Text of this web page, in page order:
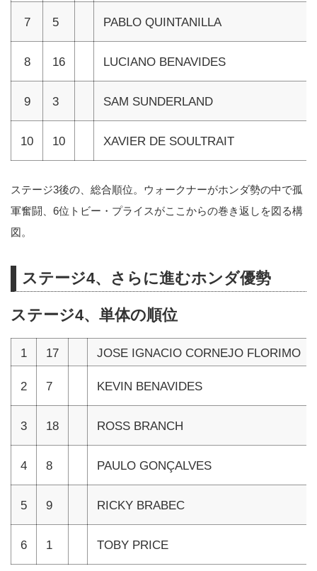
7 5 PABLO QUINTANILLA
8 16 LUCIANO BENAVIDES
9 3 SAM SUNDERLAND
10 10 XAVIER DE SOULTRAIT
ステージ3後の、総合順位。ウォークナーがホンダ勢の中で孤
軍奮闘、6位トビー・プライスがここからの巻き返しを図る構
図。
ステージ4、さらに進むホンダ優勢
ステージ4、単体の順位
1 17 JOSE IGNACIO CORNEJO FLORIMO
2 7 KEVIN BENAVIDES
3 18 ROSS BRANCH
4 8 PAULO GONÇALVES
5 9 RICKY BRABEC
6 1 TOBY PRICE